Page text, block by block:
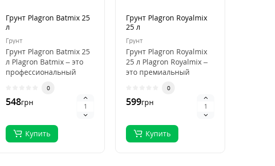
Грунт Plagron Batmix 25
л
Грунт
Грунт Plagron Batmix 25
л Plagron Batmix – это
профессиональный
органического
выращива..
0
548грн
Купить
Грунт Plagron Royalmix
25 л
Грунт
Грунт Plagron Royalmix
25 л Plagron Royalmix –
это премиальный
органического в..
0
599грн
Купить